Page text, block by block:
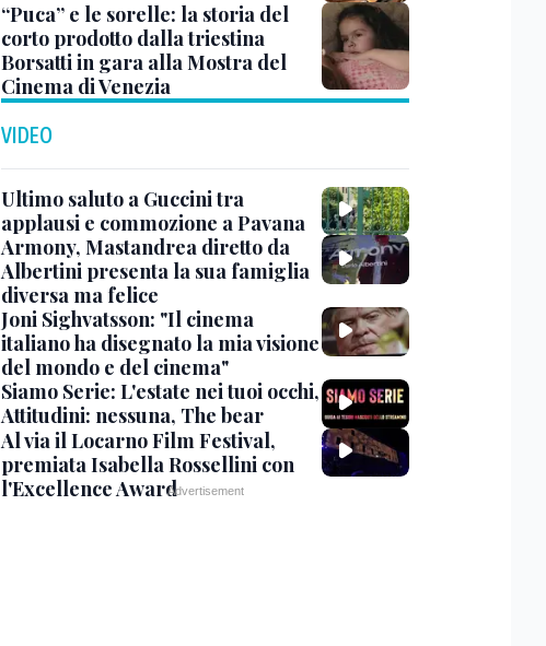
“Puca” e le sorelle: la storia del
corto prodotto dalla triestina
Borsatti in gara alla Mostra del
Cinema di Venezia
VIDEO
Ultimo saluto a Guccini tra
applausi e commozione a Pavana
Armony, Mastandrea diretto da
Albertini presenta la sua famiglia
diversa ma felice
Joni Sighvatsson: "Il cinema
italiano ha disegnato la mia visione
del mondo e del cinema"
Siamo Serie: L'estate nei tuoi occhi,
Attitudini: nessuna, The bear
Al via il Locarno Film Festival,
premiata Isabella Rossellini con
l'Excellence Award